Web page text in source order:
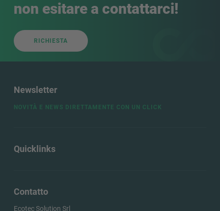
non esitare a contattarci!
RICHIESTA
Contatto
Ecotec Solution Srl
Quicklinks
Newsletter
NOVITÀ E NEWS DIRETTAMENTE CON UN CLICK